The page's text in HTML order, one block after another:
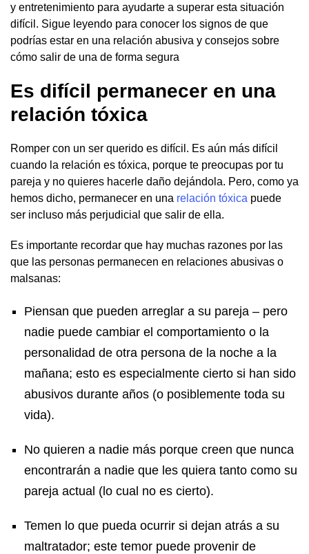
y entretenimiento para ayudarte a superar esta situación
difícil. Sigue leyendo para conocer los signos de que
podrías estar en una relación abusiva y consejos sobre
cómo salir de una de forma segura
Es difícil permanecer en una
relación tóxica
Romper con un ser querido es difícil. Es aún más difícil
cuando la relación es tóxica, porque te preocupas por tu
pareja y no quieres hacerle daño dejándola. Pero, como ya
hemos dicho, permanecer en una relación tóxica puede
ser incluso más perjudicial que salir de ella.
Es importante recordar que hay muchas razones por las
que las personas permanecen en relaciones abusivas o
malsanas:
Piensan que pueden arreglar a su pareja – pero
nadie puede cambiar el comportamiento o la
personalidad de otra persona de la noche a la
mañana; esto es especialmente cierto si han sido
abusivos durante años (o posiblemente toda su
vida).
No quieren a nadie más porque creen que nunca
encontrarán a nadie que les quiera tanto como su
pareja actual (lo cual no es cierto).
Temen lo que pueda ocurrir si dejan atrás a su
maltratador; este temor puede provenir de